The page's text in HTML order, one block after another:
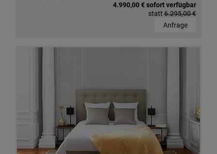
4.990,00 € sofort verfügbar
statt 6.295,00 €
Anfrage